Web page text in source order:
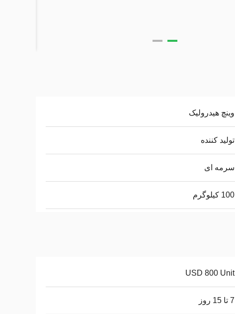
وینچ هیدرولیک
تولید کننده
سرمه ای
100 کیلوگرم
USD 800 Unit
7 تا 15 روز